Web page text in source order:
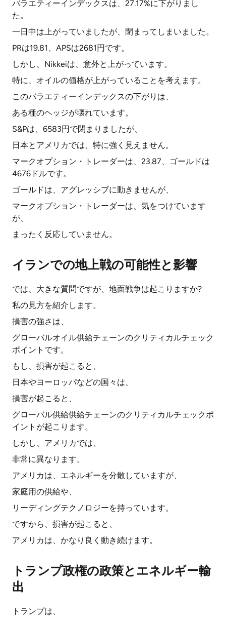
バラエティーインデックスは、27.17%に下がりまし
た。
一日中は上がっていましたが、閉まってしまいました。
PRは19.81、APSは2681円です。
しかし、Nikkeiは、意外と上がっています。
特に、オイルの価格が上がっていることを考えます。
このバラエティーインデックスの下がりは、
ある種のヘッジが壊れています。
S&Pは、6583円で閉まりましたが、
日本とアメリカでは、特に強く見えません。
マークオプション・トレーダーは、23.87、ゴールドは
4676ドルです。
ゴールドは、アグレッシブに動きませんが、
マークオプション・トレーダーは、気をつけています
が、
まったく反応していません。
イランでの地上戦の可能性と影響
では、大きな質問ですが、地面戦争は起こりますか?
私の見方を紹介します。
損害の強さは、
グローバルオイル供給チェーンのクリティカルチェック
ポイントです。
もし、損害が起こると、
日本やヨーロッパなどの国々は、
損害が起こると、
グローバル供給供給チェーンのクリティカルチェックポ
イントが起こります。
しかし、アメリカでは、
非常に異なります。
アメリカは、エネルギーを分散していますが、
家庭用の供給や、
リーディングテクノロジーを持っています。
ですから、損害が起こると、
アメリカは、かなり良く動き続けます。
トランプ政権の政策とエネルギー輸
出
トランプは、